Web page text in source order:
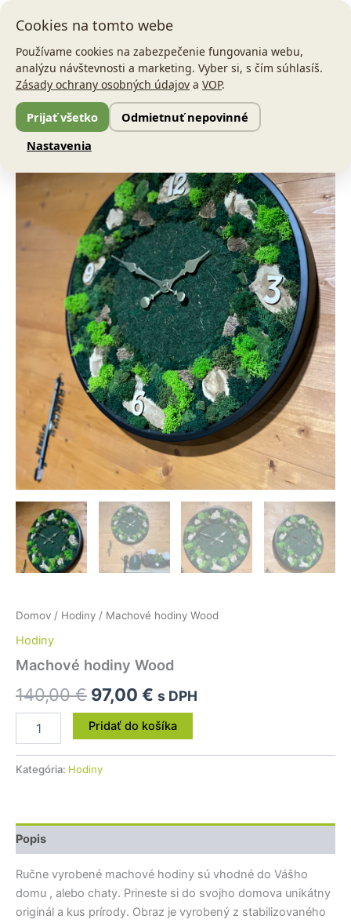
Preskočiť
obsah
Zľava!
Domov / Hodiny / Machové hodiny Wood
Hodiny
Machové hodiny Wood
140,00€
Pôvodná
cena
bola:
97,00 €
Aktuálna
cena
je:
s DPH
množstvo
Machové
hodiny
Wood
Pridať do košíka
Kategória: Hodiny
Popis
Ručne vyrobené machové hodiny sú vhodné do Vášho
domu , alebo chaty. Prineste si do svojho domova unikátny
originál a kus prírody. Obraz je vyrobený z stabilizovaného
Cookies na tomto webe
Používame cookies na zabezpečenie fungovania webu,
analýzu návštevnosti a marketing. Vyber si, s čím súhlasíš.
Zásady ochrany osobných údajov a VOP.
Prijať všetko
Odmietnuť nepovinné
Nastavenia